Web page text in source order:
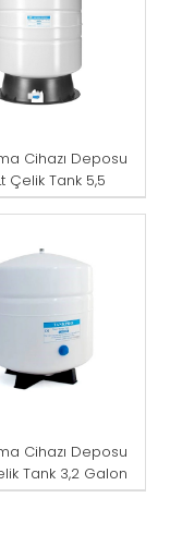
Cihazı Deposu
Çelik Tank 5,5
Galon
Cihazı Deposu
Tank 3,2 Galon